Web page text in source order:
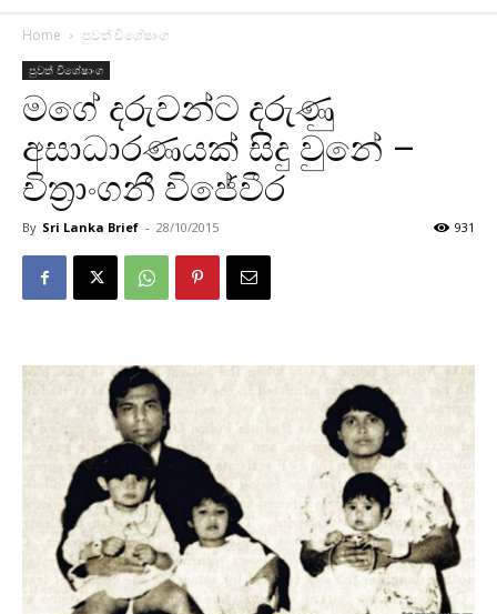
Home පුවත් විශේෂාංග
පුවත් විශේෂාංග
මගේ දරුවන්ට දරුණු
අසාධාරණයක් සිදු වුනේ –
චිත්‍රාංගනී විජේවීර
By Sri Lanka Brief - 28/10/2015 931